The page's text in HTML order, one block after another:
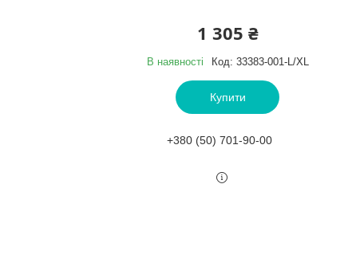
1 305 ₴
В наявності Код: 33383-001-L/XL
Купити
+380 (50) 701-90-00